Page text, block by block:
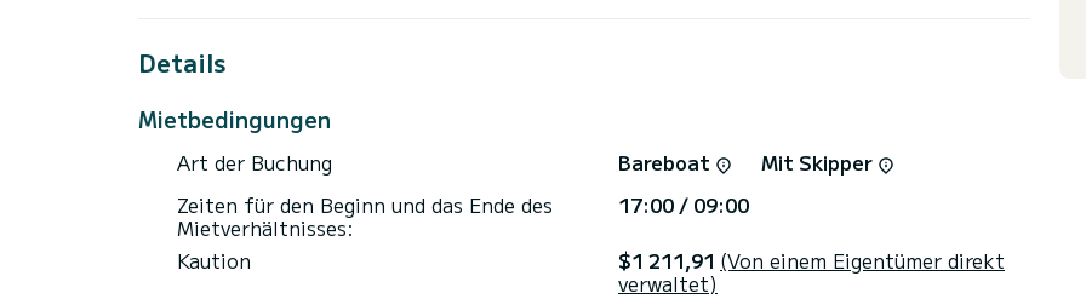
folgende Ausstattung: Autopilot, WLAN und Internet.
Für Informationsanfragen oder Reservierungen klicken Sie auf die Schaltfläche „Angebot
Details
Mietbedingungen
Art der Buchung Bareboat
Mit Skipper
Zeiten für den Beginn und das Ende des
Mietverhältnisses:
17:00 / 09:00
Kaution
$1 211,91 (Von einem Eigentümer direkt
verwaltet)